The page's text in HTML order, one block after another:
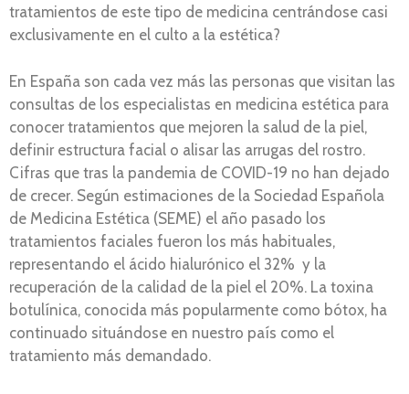
tratamientos de este tipo de medicina centrándose casi
exclusivamente en el culto a la estética?
En España son cada vez más las personas que visitan las
consultas de los especialistas en medicina estética para
conocer tratamientos que mejoren la salud de la piel,
definir estructura facial o alisar las arrugas del rostro.
Cifras que tras la pandemia de COVID-19 no han dejado
de crecer. Según estimaciones de la Sociedad Española
de Medicina Estética (SEME) el año pasado los
tratamientos faciales fueron los más habituales,
representando el ácido hialurónico el 32% y la
recuperación de la calidad de la piel el 20%. La toxina
botulínica, conocida más popularmente como bótox, ha
continuado situándose en nuestro país como el
tratamiento más demandado.